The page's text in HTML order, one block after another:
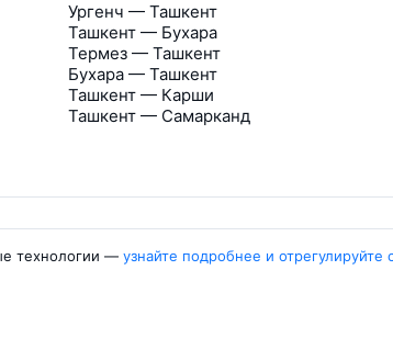
Ургенч — Ташкент
Ташкент — Бухара
Термез — Ташкент
Бухара — Ташкент
Ташкент — Карши
Ташкент — Самарканд
технологии — узнайте подробнее и отрегулируйте